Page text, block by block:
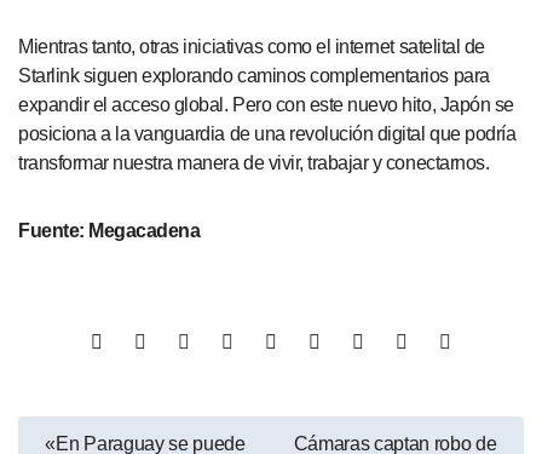
Mientras tanto, otras iniciativas como el internet satelital de
Starlink siguen explorando caminos complementarios para
expandir el acceso global. Pero con este nuevo hito, Japón se
posiciona a la vanguardia de una revolución digital que podría
transformar nuestra manera de vivir, trabajar y conectarnos.
Fuente: Megacadena
«En Paraguay se puede Cámaras captan robo de